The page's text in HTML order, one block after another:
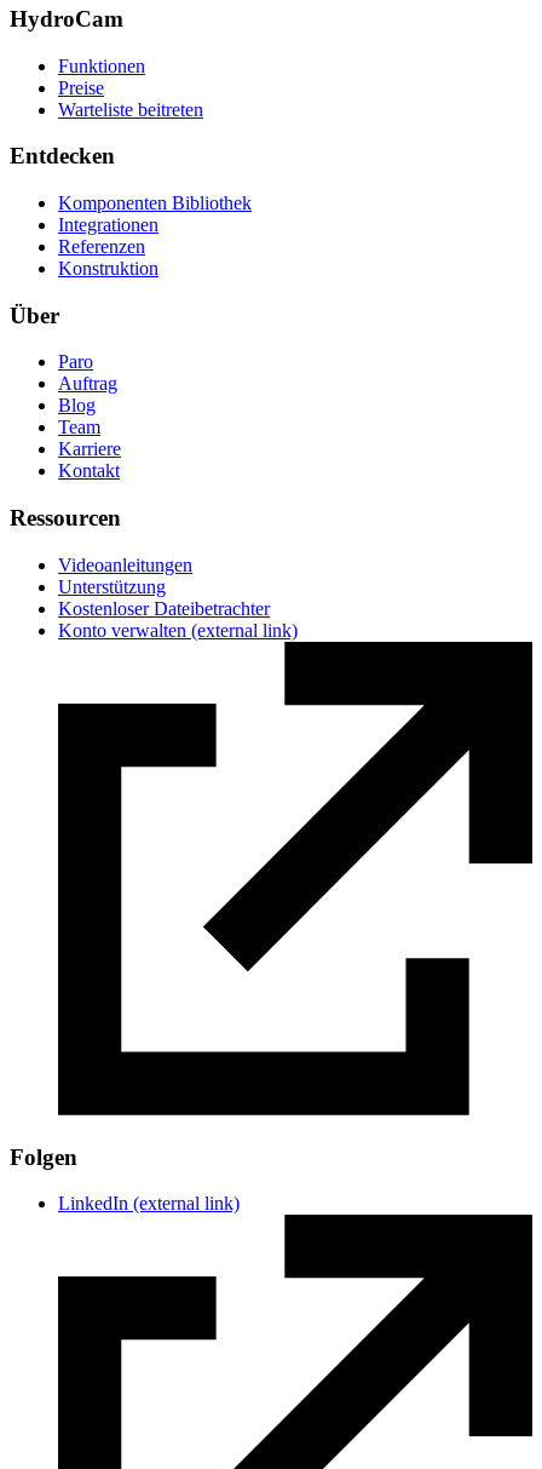
HydroCam
Funktionen
Preise
Warteliste beitreten
Entdecken
Komponenten Bibliothek
Integrationen
Referenzen
Konstruktion
Über
Paro
Auftrag
Blog
Team
Karriere
Kontakt
Ressourcen
Videoanleitungen
Unterstützung
Kostenloser Dateibetrachter
Konto verwalten (external link)
Folgen
LinkedIn (external link)